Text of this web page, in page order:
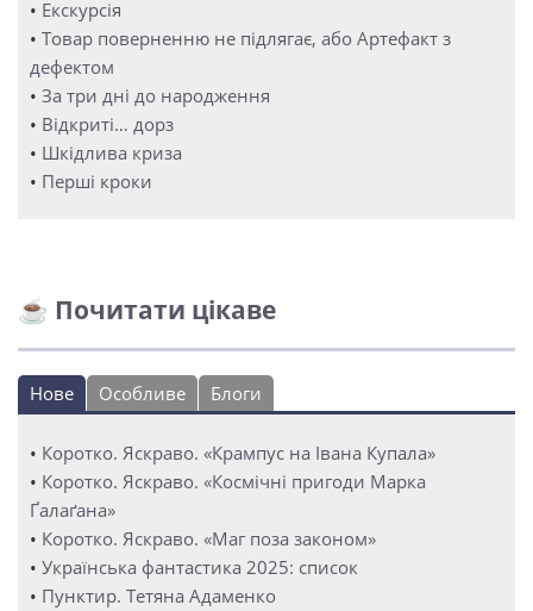
• Екскурсія
• Товар поверненню не підлягає, або Артефакт з
дефектом
• За три дні до народження
• Відкриті… дорз
• Шкідлива криза
• Перші кроки
☕ Почитати цікаве
Нове Особливе Блоги
• Коротко. Яскраво. «Крампус на Івана Купала»
• Коротко. Яскраво. «Космічні пригоди Марка
Ґалаґана»
• Коротко. Яскраво. «Маг поза законом»
• Українська фантастика 2025: список
• Пунктир. Тетяна Адаменко